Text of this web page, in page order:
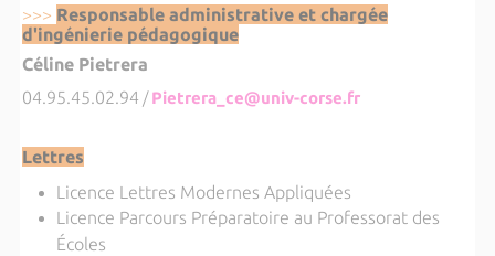
>>> Responsable administrative et chargée
d'ingénierie pédagogique
Céline Pietrera
04.95.45.02.94 /Pietrera_ce@univ-corse.fr
Lettres
Licence Lettres Modernes Appliquées
Licence Parcours Préparatoire au Professorat des
Écoles